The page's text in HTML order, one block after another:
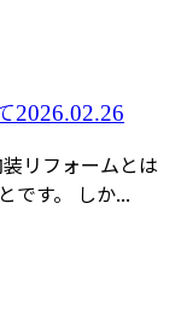
2026.02.26
リフォームとは
です。 しか...